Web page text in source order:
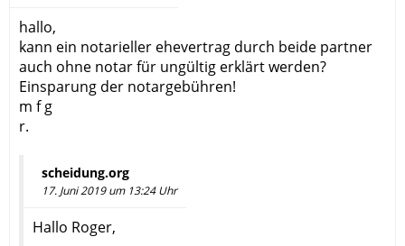
hallo,
kann ein notarieller ehevertrag durch beide partner
auch ohne notar für ungültig erklärt werden?
Einsparung der notargebühren!
m f g
r.
scheidung.org
17. Juni 2019 um 13:24 Uhr
Hallo Roger,